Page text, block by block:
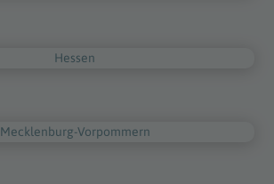
Hessen
Mecklenburg-Vorpommern